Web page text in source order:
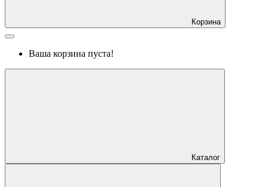
Корзина
Ваша корзина пуста!
Каталог